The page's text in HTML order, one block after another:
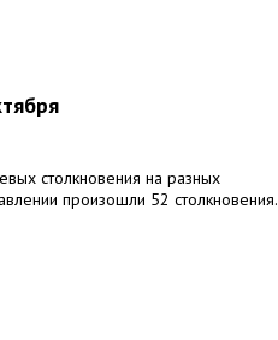
столкновения на разных
произошли 52 столкновения.